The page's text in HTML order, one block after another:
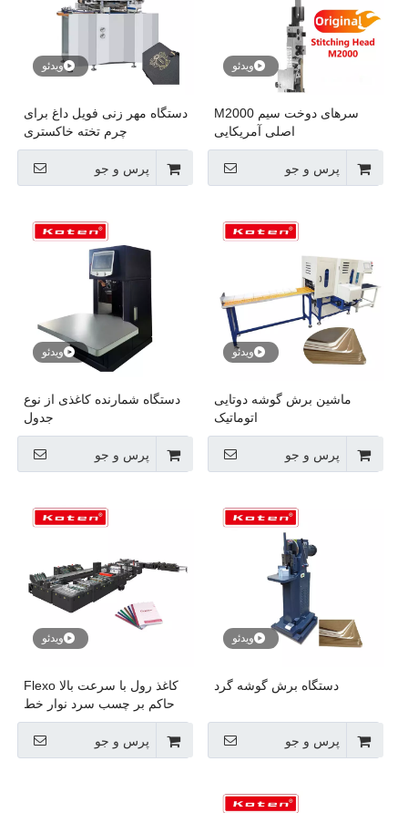
ویدئو
سرهای دوخت سیم M2000
اصلی آمریکایی
پرس و جو
ویدئو
دستگاه مهر زنی فویل داغ برای
چرم تخته خاکستری
پرس و جو
ویدئو
ماشین برش گوشه دوتایی
اتوماتیک
پرس و جو
ویدئو
دستگاه شمارنده کاغذی از نوع
جدول
پرس و جو
ویدئو
دستگاه برش گوشه گرد
پرس و جو
ویدئو
کاغذ رول با سرعت بالا Flexo
حاکم بر چسب سرد نوار خط
تولید خط تولید
پرس و جو